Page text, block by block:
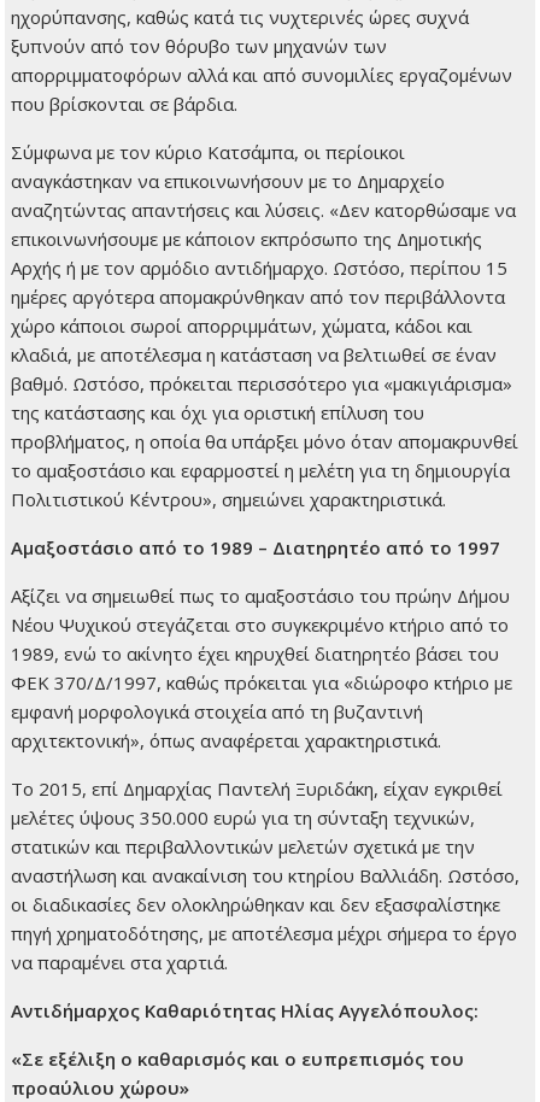
ηχορύπανσης, καθώς κατά τις νυχτερινές ώρες συχνά
ξυπνούν από τον θόρυβο των μηχανών των
απορριμματοφόρων αλλά και από συνομιλίες εργαζομένων
που βρίσκονται σε βάρδια.
Σύμφωνα με τον κύριο Κατσάμπα, οι περίοικοι
αναγκάστηκαν να επικοινωνήσουν με το Δημαρχείο
αναζητώντας απαντήσεις και λύσεις. «Δεν κατορθώσαμε να
επικοινωνήσουμε με κάποιον εκπρόσωπο της Δημοτικής
Αρχής ή με τον αρμόδιο αντιδήμαρχο. Ωστόσο, περίπου 15
ημέρες αργότερα απομακρύνθηκαν από τον περιβάλλοντα
χώρο κάποιοι σωροί απορριμμάτων, χώματα, κάδοι και
κλαδιά, με αποτέλεσμα η κατάσταση να βελτιωθεί σε έναν
βαθμό. Ωστόσο, πρόκειται περισσότερο για «μακιγιάρισμα»
της κατάστασης και όχι για οριστική επίλυση του
προβλήματος, η οποία θα υπάρξει μόνο όταν απομακρυνθεί
το αμαξοστάσιο και εφαρμοστεί η μελέτη για τη δημιουργία
Πολιτιστικού Κέντρου», σημειώνει χαρακτηριστικά.
Αμαξοστάσιο από το 1989 – Διατηρητέο από το 1997
Αξίζει να σημειωθεί πως το αμαξοστάσιο του πρώην Δήμου
Νέου Ψυχικού στεγάζεται στο συγκεκριμένο κτήριο από το
1989, ενώ το ακίνητο έχει κηρυχθεί διατηρητέο βάσει του
ΦΕΚ 370/Δ/1997, καθώς πρόκειται για «διώροφο κτήριο με
εμφανή μορφολογικά στοιχεία από τη βυζαντινή
αρχιτεκτονική», όπως αναφέρεται χαρακτηριστικά.
Το 2015, επί Δημαρχίας Παντελή Ξυριδάκη, είχαν εγκριθεί
μελέτες ύψους 350.000 ευρώ για τη σύνταξη τεχνικών,
στατικών και περιβαλλοντικών μελετών σχετικά με την
αναστήλωση και ανακαίνιση του κτηρίου Βαλλιάδη. Ωστόσο,
οι διαδικασίες δεν ολοκληρώθηκαν και δεν εξασφαλίστηκε
πηγή χρηματοδότησης, με αποτέλεσμα μέχρι σήμερα το έργο
να παραμένει στα χαρτιά.
Αντιδήμαρχος Καθαριότητας Ηλίας Αγγελόπουλος:
«Σε εξέλιξη ο καθαρισμός και ο ευπρεπισμός του
προαύλιου χώρου»